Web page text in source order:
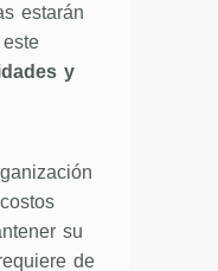
estarán
y
su
de